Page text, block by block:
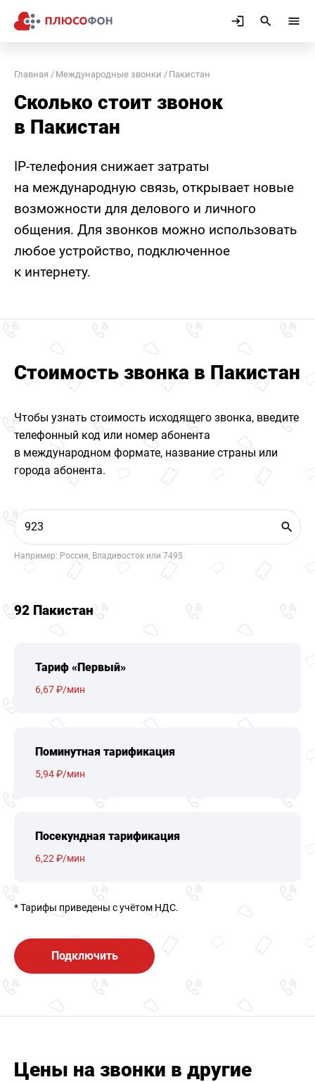
Главная Международные звонки Пакистан
Сколько стоит звонок
в Пакистан
IP-телефония снижает затраты
на международную связь, открывает новые
возможности для делового и личного
общения. Для звонков можно использовать
любое устройство, подключенное
к интернету.
Стоимость звонка в Пакистан
Чтобы узнать стоимость исходящего звонка, введите
телефонный код или номер абонента
в международном формате, название страны или
города абонента.
Например: Россия, Владивосток или 7495
92 Пакистан
Тариф «Первый»
6,67 ₽/мин
Поминутная тарификация
5,94 ₽/мин
Посекундная тарификация
6,22 ₽/мин
* Тарифы приведены c учётом НДС.
Подключить
Цены на звонки в другие